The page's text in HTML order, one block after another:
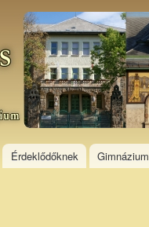
Skip to
main
content
Érdeklődőknek Gimnázium